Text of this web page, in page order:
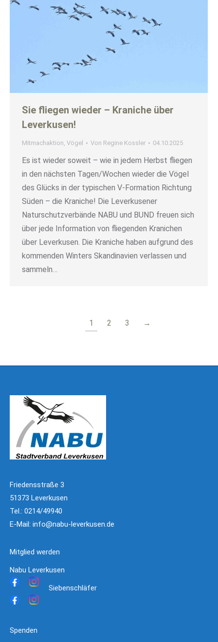
Sie fliegen wieder – Kraniche über
Leverkusen!
Mitmachaktion, Vögel Von Regine Kossler 04.10.2025
Es ist wieder soweit – wie in jedem Herbst fliegen
in den nächsten Tagen/Wochen wieder die Vögel
des Glücks in der typischen V-Formation Richtung
Süden – die Kraniche! Die Leverkusener
Naturschutzverbände NABU und BUND freuen sich
über jede Information von fliegenden Kranichen
über Leverkusen. Die Kraniche haben aufgrund des
kommenden Winters Skandinavien verlassen und
sammeln…
1 2 3 →
Friedensstraße 3
51373 Leverkusen
Tel.: 0214/49940
E-Mail: info@nabu-leverkusen.de
Mitglied werden
Nabu Leverkusen
Siebenschläfer
Spenden